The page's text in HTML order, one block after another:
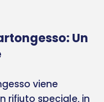
Un
viene
rifiuto speciale, in